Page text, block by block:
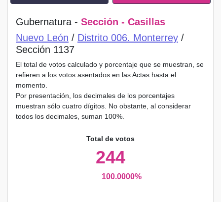
Gubernatura - Sección - Casillas
Nuevo León / Distrito 006. Monterrey /
Sección 1137
El total de votos calculado y porcentaje que se muestran, se
refieren a los votos asentados en las Actas hasta el
momento.
Por presentación, los decimales de los porcentajes
muestran sólo cuatro dígitos. No obstante, al considerar
todos los decimales, suman 100%.
Total de votos
244
100.0000%